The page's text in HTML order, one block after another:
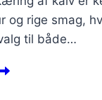
og rige smag,
til både…